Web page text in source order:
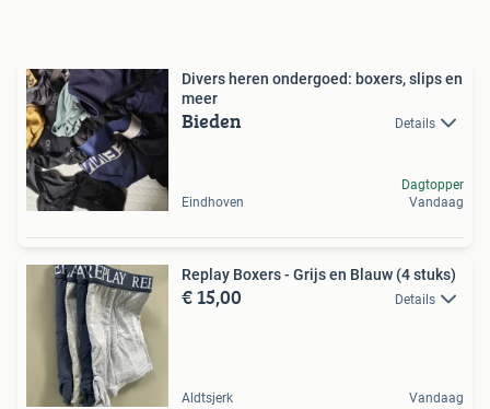
Divers heren ondergoed: boxers, slips en
meer
Bieden Details
Eindhoven
Dagtopper
Vandaag
Replay Boxers - Grijs en Blauw (4 stuks)
€ 15,00 Details
Aldtsjerk Vandaag